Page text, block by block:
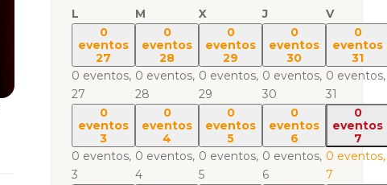
L M X J
V
0
eventos
27
0 eventos,
27
0
eventos
28
0 eventos,
28
0
eventos
29
0 eventos,
29
0
eventos
30
0 eventos,
30
0
eventos
31
0 eventos,
31
0
eventos
3
0 eventos,
3
0
eventos
4
0 eventos,
4
0
eventos
5
0 eventos,
5
0
eventos
6
0 eventos,
6
0
eventos
7
0 eventos,
7